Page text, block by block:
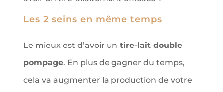
Les 2 seins en même temps
Le mieux est d’avoir un tire-lait double
pompage. En plus de gagner du temps,
cela va augmenter la production de votre